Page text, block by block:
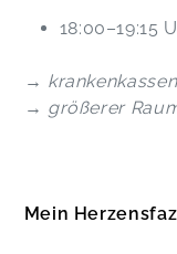
18:00–19:15
→
→ größerer
Mein